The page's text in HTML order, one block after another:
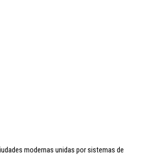
modernas unidas por sistemas de